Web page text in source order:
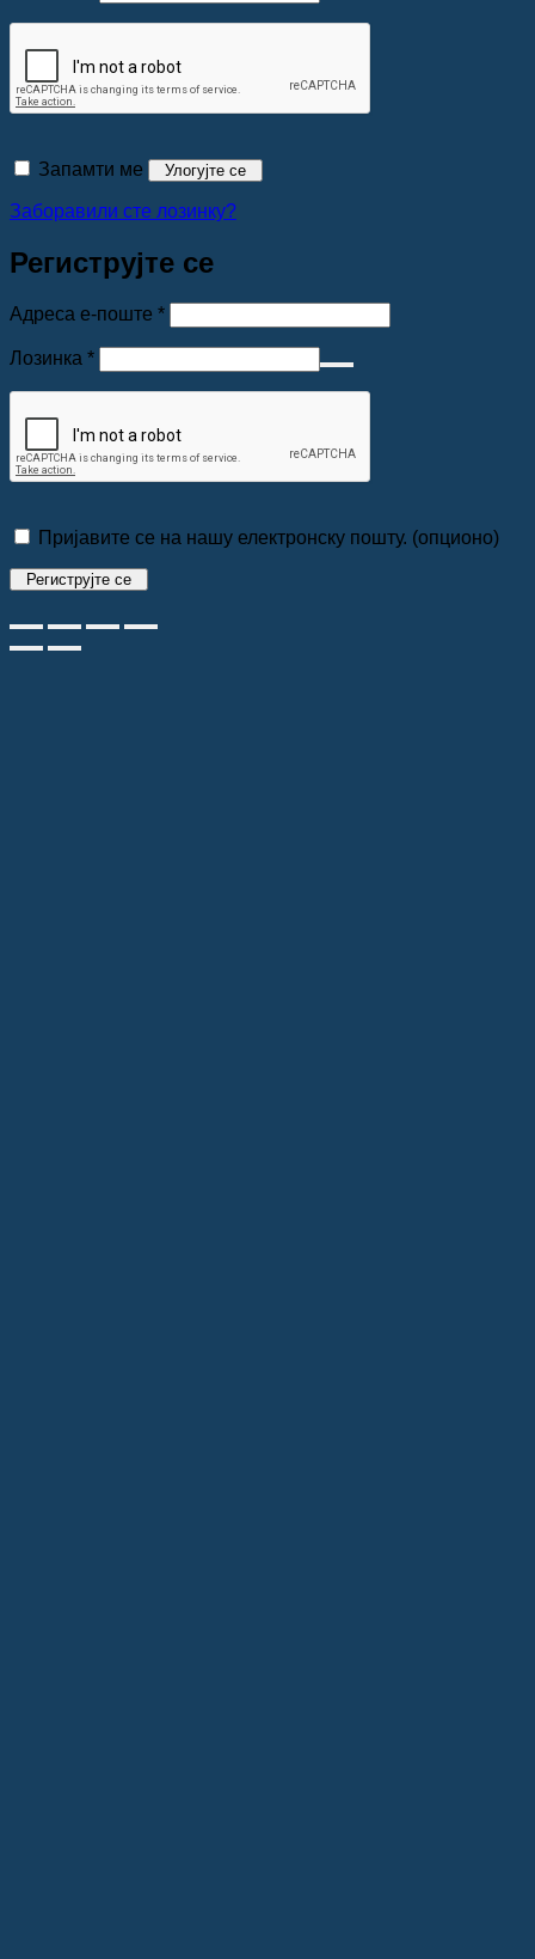
Запамти ме Улогујте се
Заборавили сте лозинку?
Региструјте се
Адреса е-поште *Обавезно
Лозинка *Обавезно
Пријавите се на нашу електронску пошту. (опционо)
Региструјте се